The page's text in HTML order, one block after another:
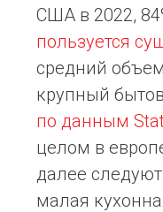
США в 2022,
пользуется
средний
крупный
по данным
целом в
далее
малая